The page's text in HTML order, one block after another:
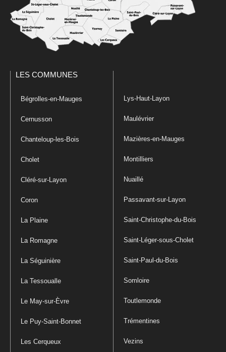
LES COMMUNES
Bégrolles-en-Mauges
Cernusson
Chanteloup-les-Bois
Cholet
Cléré-sur-Layon
Coron
La Plaine
La Romagne
La Séguinière
La Tessoualle
Le May-sur-Èvre
Le Puy-Saint-Bonnet
Les Cerqueux
Lys-Haut-Layon
Maulévrier
Mazières-en-Mauges
Montilliers
Nuaillé
Passavant-sur-Layon
Saint-Christophe-du-Bois
Saint-Léger-sous-Cholet
Saint-Paul-du-Bois
Somloire
Toutlemonde
Trémentines
Vezins